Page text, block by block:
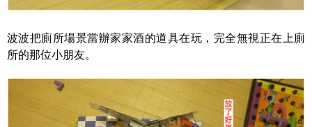
波波把廁所場景當辦家家酒的道具在玩，完全無視正在上廁
所的那位小朋友。